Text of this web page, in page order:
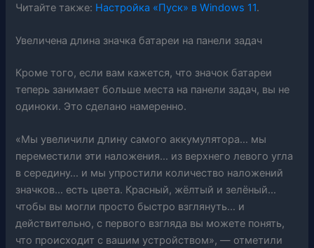
Читайте также: Настройка «Пуск» в Windows 11.
Увеличена длина значка батареи на панели задач
Кроме того, если вам кажется, что значок батареи
теперь занимает больше места на панели задач, вы не
одиноки. Это сделано намеренно.
«Мы увеличили длину самого аккумулятора… мы
переместили эти наложения… из верхнего левого угла
в середину… и мы упростили количество наложений
значков… есть цвета. Красный, жёлтый и зелёный…
чтобы вы могли просто быстро взглянуть… и
действительно, с первого взгляда вы можете понять,
что происходит с вашим устройством», — отметили